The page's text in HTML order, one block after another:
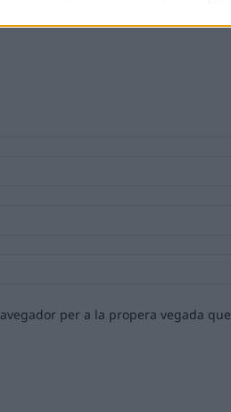
per a la propera vegada que